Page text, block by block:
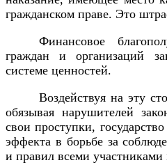
гражданском праве. Это
Финансовое
граждан и организаций
системе ценностей.
Воздействуя на эту
обязывая нарушителей
свои проступки,
эффекта в борьбе за
и правил всеми участниками